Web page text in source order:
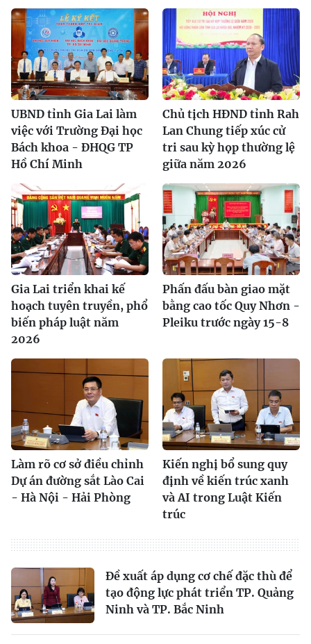
UBND tỉnh Gia Lai làm
việc với Trường Đại học
Bách khoa - ĐHQG TP
Hồ Chí Minh
Chủ tịch HĐND tỉnh Rah
Lan Chung tiếp xúc cử
tri sau kỳ họp thường lệ
giữa năm 2026
Gia Lai triển khai kế
hoạch tuyên truyền, phổ
biến pháp luật năm
2026
Phấn đấu bàn giao mặt
bằng cao tốc Quy Nhơn -
Pleiku trước ngày 15-8
Làm rõ cơ sở điều chỉnh
Dự án đường sắt Lào Cai
- Hà Nội - Hải Phòng
Kiến nghị bổ sung quy
định về kiến trúc xanh
và AI trong Luật Kiến
trúc
Đề xuất áp dụng cơ chế đặc thù để
tạo động lực phát triển TP. Quảng
Ninh và TP. Bắc Ninh